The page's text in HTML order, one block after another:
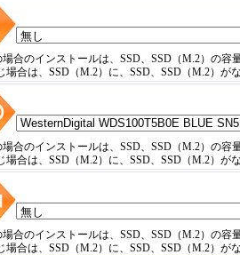
合のインストールは、SSD、SSD（M.2）の容
場合は、SSD（M.2）に、SSD、SSD（M.2）
合のインストールは、SSD、SSD（M.2）の容
場合は、SSD（M.2）に、SSD、SSD（M.2）
合のインストールは、SSD、SSD（M.2）の容
場合は、SSD（M.2）に、SSD、SSD（M.2）